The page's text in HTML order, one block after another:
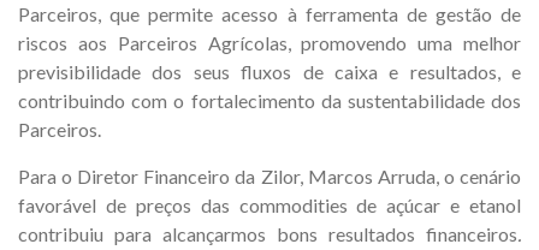
Parceiros, que permite acesso à ferramenta de gestão de
riscos aos Parceiros Agrícolas, promovendo uma melhor
previsibilidade dos seus fluxos de caixa e resultados, e
contribuindo com o fortalecimento da sustentabilidade dos
Parceiros.
Para o Diretor Financeiro da Zilor, Marcos Arruda, o cenário
favorável de preços das commodities de açúcar e etanol
contribuiu para alcançarmos bons resultados financeiros.